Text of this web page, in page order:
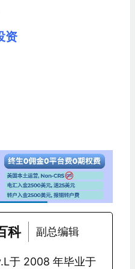
资
科 副总编辑
于 2008 年毕业于